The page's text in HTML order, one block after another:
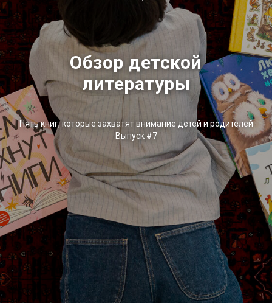
Обзор детской
литературы
Пять книг, которые захватят внимание детей и родителей
Выпуск #7